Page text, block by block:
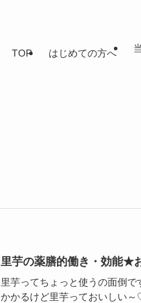
TOP はじめての方へ
里芋の薬膳的働き・効能★
里芋ってちょっと使うの面倒
かかるけど里芋っておいしい